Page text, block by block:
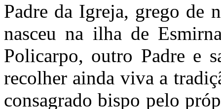
Padre da Igreja, grego de
nasceu na ilha de
Policarpo, outro Padre e
recolher ainda viva a
consagrado bispo pelo